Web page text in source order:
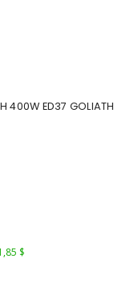
400W ED37 GOLIATH
$